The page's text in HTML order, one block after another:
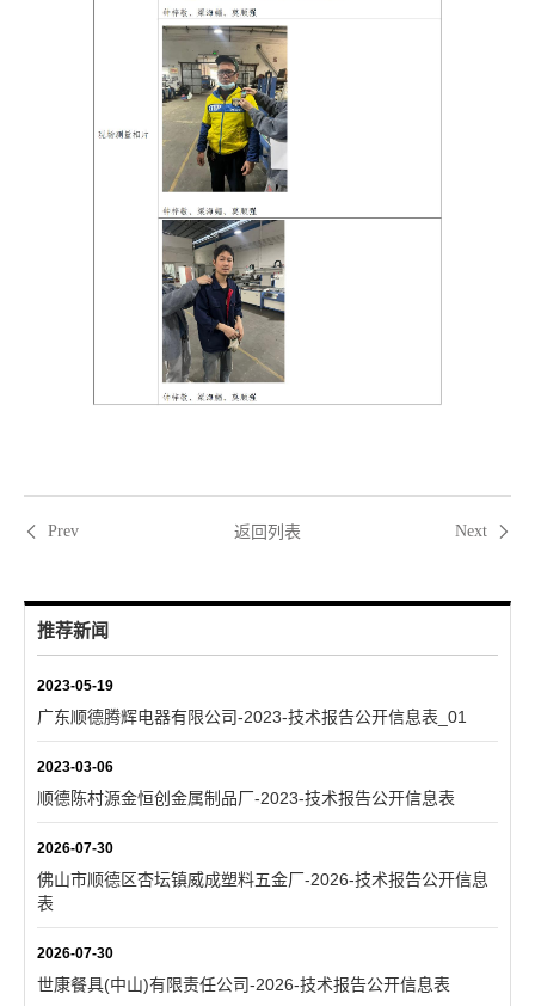
Prev 返回列表 Next
推荐新闻
2023-05-19
广东顺德腾辉电器有限公司-2023-技术报告公开信息表_01
2023-03-06
顺德陈村源金恒创金属制品厂-2023-技术报告公开信息表
2026-07-30
佛山市顺德区杏坛镇威成塑料五金厂-2026-技术报告公开信息
表
2026-07-30
世康餐具(中山)有限责任公司-2026-技术报告公开信息表